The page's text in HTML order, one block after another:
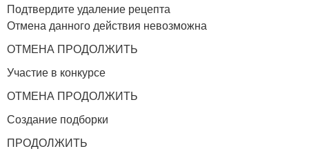
Подтвердите удаление рецепта
Отмена данного действия невозможна
ОТМЕНА ПРОДОЛЖИТЬ
Участие в конкурсе
ОТМЕНА ПРОДОЛЖИТЬ
Создание подборки
ПРОДОЛЖИТЬ